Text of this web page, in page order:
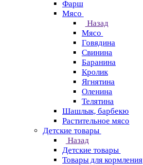
Фарш
Мясо
Назад
Мясо
Говядина
Свинина
Баранина
Кролик
Ягнятина
Оленина
Телятина
Шашлык, барбекю
Растительное мясо
Детские товары
Назад
Детские товары
Товары для кормления